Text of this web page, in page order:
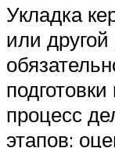
Укладка
или другой
процесс
этапов: